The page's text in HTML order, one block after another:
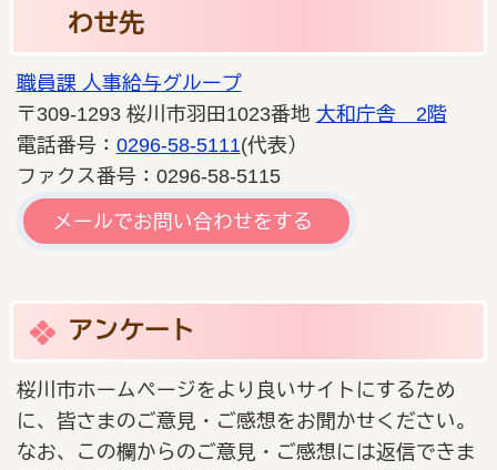
わせ先
職員課 人事給与グループ
〒309-1293 桜川市羽田1023番地 大和庁舎 2階
電話番号： 0296-58-5111(代表）
ファクス番号：0296-58-5115
メールでお問い合わせをする
アンケート
桜川市ホームページをより良いサイトにするため
に、皆さまのご意見・ご感想をお聞かせください。
なお、この欄からのご意見・ご感想には返信できま